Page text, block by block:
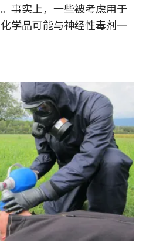
事实上，一些被考虑用于
学品可能与神经性毒剂一